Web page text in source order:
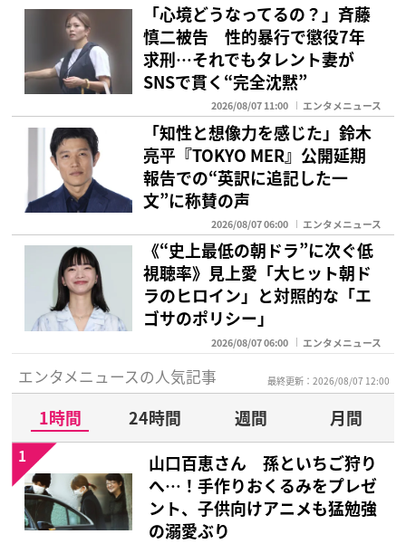
「心境どうなってるの？」斉藤
慎二被告 性的暴行で懲役7年
求刑…それでもタレント妻が
SNSで貫く“完全沈黙”
2026/08/07 11:00 エンタメニュース
「知性と想像力を感じた」鈴木
亮平『TOKYO MER』公開延期
報告での“英訳に追記した一
文”に称賛の声
2026/08/07 06:00 エンタメニュース
《“史上最低の朝ドラ”に次ぐ低
視聴率》見上愛「大ヒット朝ド
ラのヒロイン」と対照的な「エ
ゴサのポリシー」
2026/08/07 06:00 エンタメニュース
エンタメニュースの人気記事 最終更新：2026/08/07 12:00
1時間 24時間 週間
月間
山口百恵さん 孫といちご狩り
へ…！手作りおくるみをプレゼ
ント、子供向けアニメも猛勉強
の溺愛ぶり
1